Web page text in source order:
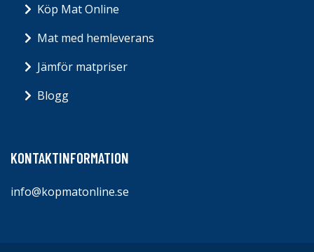
Köp Mat Online
Mat med hemleverans
Jämför matpriser
Blogg
KONTAKTINFORMATION
info@kopmatonline.se